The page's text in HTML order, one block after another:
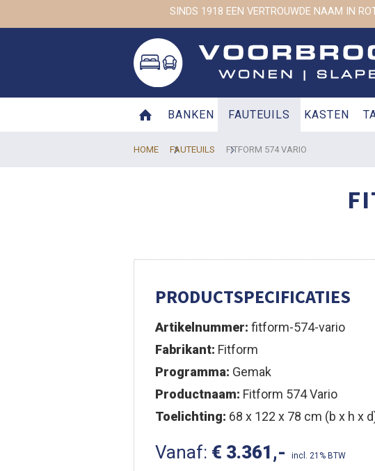
SINDS 1918 EEN VERTROUWDE NAAM IN
BANKEN FAUTEUILS KASTEN
HOME FAUTEUILS FITFORM 574 VARIO
PRODUCTSPECIFICATIES
Artikelnummer: fitform-574-vario
Fabrikant: Fitform
Programma: Gemak
Productnaam: Fitform 574 Vario
Toelichting: 68 x 122 x 78 cm (b x h x
Vanaf: € 3.361,- incl. 21% BTW